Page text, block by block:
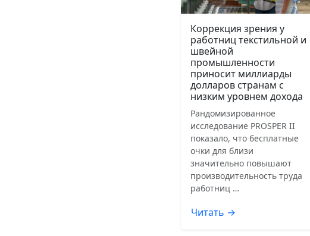
Коррекция зрения у
работниц текстильной и
швейной
промышленности
приносит миллиарды
долларов странам с
низким уровнем дохода
Рандомизированное
исследование PROSPER II
показало, что бесплатные
очки для близи
значительно повышают
производительность труда
работниц …
Читать →